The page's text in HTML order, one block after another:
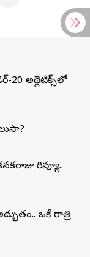
20 అథ్లెటిక్స్‌లో
రివ్యూ..
ఒకే రాత్రి